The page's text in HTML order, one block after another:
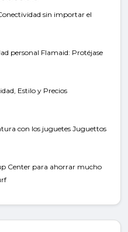
sin importar el
personal Flamaid: Protéjase
Estilo y Precios
con los juguetes Juguettos
Center para ahorrar mucho